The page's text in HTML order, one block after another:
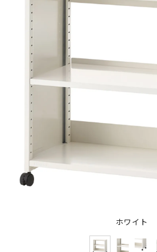
ホワイト